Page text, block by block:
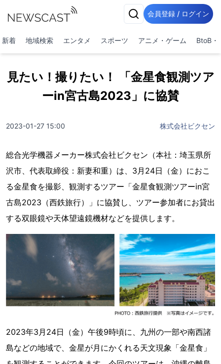
会員登録 / ログイン
新着 地域検索 エンタメ スポーツ アニメ・ゲーム BtoB・
見たい！撮りたい！ 「金星食観測ツア
ーin宮古島2023」に協賛
2023-01-27 15:00 株式会社ビクセン
総合光学機器メーカー株式会社ビクセン（本社：埼玉県所
沢市、代表取締役：新妻和重）は、3月24日（金）におこ
る金星食を撮影、観測するツアー「金星食観測ツアーin宮
古島2023（西鉄旅行）」に協賛し、ツアー参加者にお貸出
する双眼鏡や天体望遠鏡機材などを提供します。
2023年3月24日（金）午後9時頃に、九州の一部や南西諸
島などの地域で、金星が月にかくれる天文現象「金星食」